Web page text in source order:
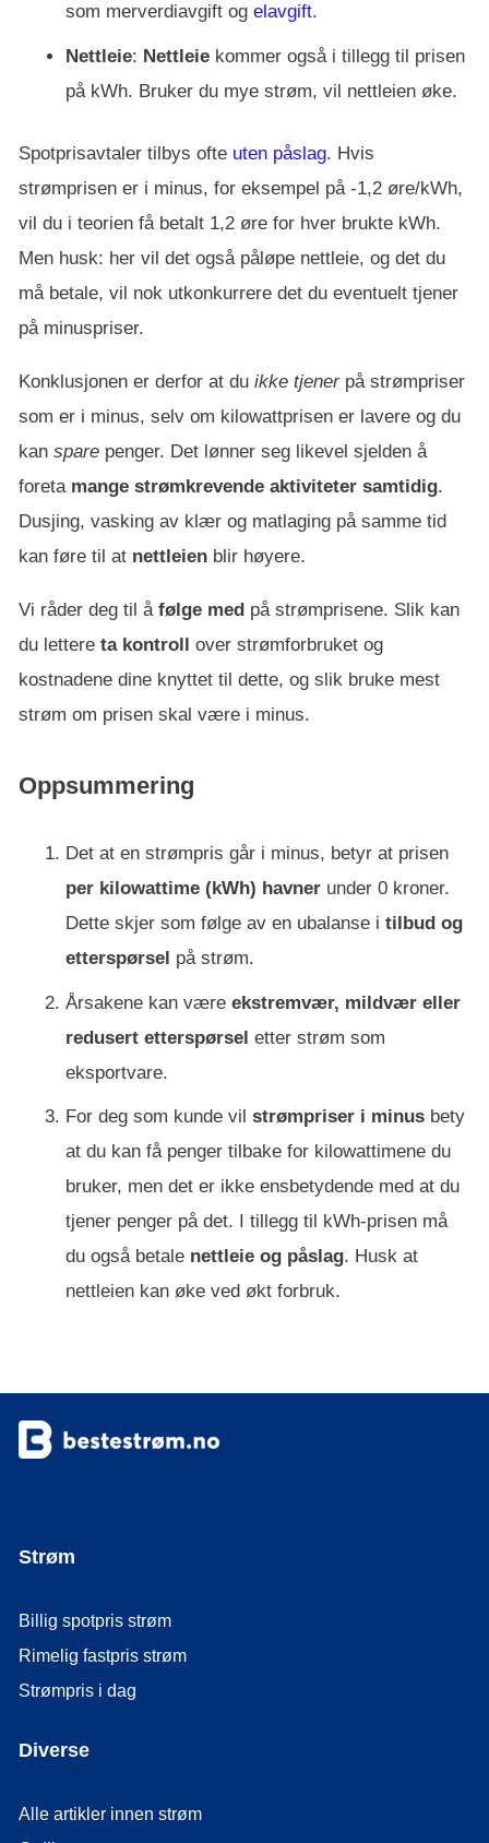
som merverdiavgift og elavgift.
Nettleie: Nettleiekommer også i tillegg til prisen
på kWh. Bruker du mye strøm, vil nettleien øke.
Spotprisavtaler tilbys ofte uten påslag. Hvis
strømprisen er i minus, for eksempel på -1,2 øre/kWh,
vil du i teorien få betalt 1,2 øre for hver brukte kWh.
Men husk: her vil det også påløpe nettleie, og det du
må betale, vil nok utkonkurrere det du eventuelt tjener
på minuspriser.
Konklusjonen er derfor at du ikke tjenerpå strømpriser
som er i minus, selv om kilowattprisen er lavere og du
kan spare penger. Det lønner seg likevel sjelden å
foreta mange strømkrevende aktiviteter samtidig.
Dusjing, vasking av klær og matlaging på samme tid
kan føre til at nettleien blir høyere.
Vi råder deg til å følge med på strømprisene. Slik kan
du lettere ta kontroll
over strømforbruket og
kostnadene dine knyttet til dette, og slik bruke mest
strøm om prisen skal være i minus.
Oppsummering
Det at en strømpris går i minus, betyr at prisen
per kilowattime (kWh) havnerunder 0 kroner.
Dette skjer som følge av en ubalanse i tilbud og
etterspørsel på strøm.
Årsakene kan være ekstremvær, mildvær eller
redusert etterspørsel etter strøm som
eksportvare.
For deg som kunde vil strømpriser i minusbety
at du kan få penger tilbake for kilowattimene du
bruker, men det er ikke ensbetydende med at du
tjener penger på det. I tillegg til kWh-prisen må
du også betale nettleie og påslag. Husk at
nettleien kan øke ved økt forbruk.
Strøm
Billig spotpris strøm
Rimelig fastpris strøm
Strømpris i dag
Diverse
Alle artikler innen strøm